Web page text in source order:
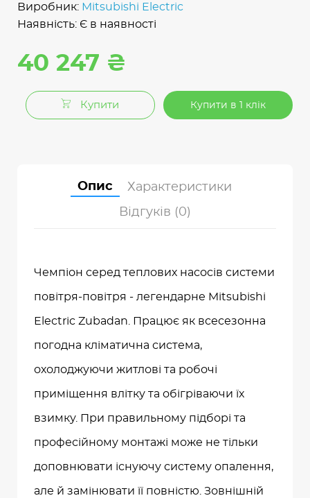
Виробник: Mitsubishi Electric
Наявність: Є в наявності
40 247 ₴
Купити Купити в 1 клік
Опис
Характеристики
Відгуків (0)
Чемпіон серед теплових насосів системи
повітря-повітря - легендарне Mitsubishi
Electric Zubadan. Працює як всесезонна
погодна кліматична система,
охолоджуючи житлові та робочі
приміщення влітку та обігріваючи їх
взимку. При правильному підборі та
професійному монтажі може не тільки
доповнювати існуючу систему опалення,
але й замінювати її повністю. Зовнішній